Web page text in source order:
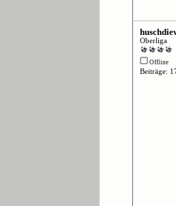
Oberliga
Offline
Beiträge: